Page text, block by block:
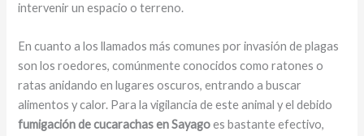
intervenir un espacio o terreno.
En cuanto a los llamados más comunes por invasión de plagas
son los roedores, comúnmente conocidos como ratones o
ratas anidando en lugares oscuros, entrando a buscar
alimentos y calor. Para la vigilancia de este animal y el debido
fumigación de cucarachas en Sayagoes bastante efectivo,